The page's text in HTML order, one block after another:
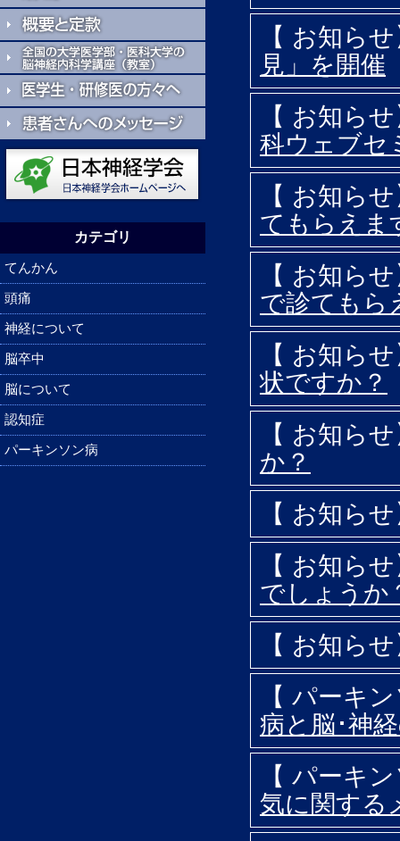
【 お知ら
見」を開催
【 お知ら
科ウェブセ
【 お知ら
てもらえま
【 お知ら
で診てもら
【 お知ら
状ですか？
【 お知ら
か？
【 お知ら
【 お知ら
でしょうか
【 お知ら
【 パーキ
病と脳･神
【 パーキ
気に関する
カテゴリ
てんかん
頭痛
神経について
脳卒中
脳について
認知症
パーキンソン病